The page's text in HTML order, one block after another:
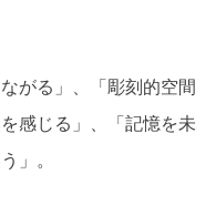
がる」、「彫刻的空間
感じる」、「記憶を未
」。